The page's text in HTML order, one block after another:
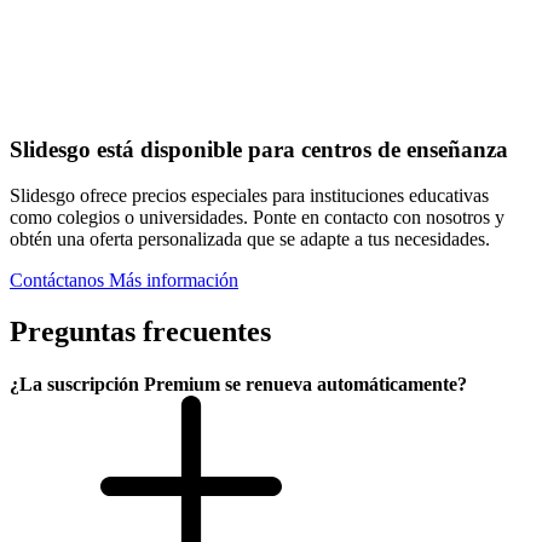
Slidesgo está disponible para centros de enseñanza
Slidesgo ofrece precios especiales para instituciones educativas
como colegios o universidades. Ponte en contacto con nosotros y
obtén una oferta personalizada que se adapte a tus necesidades.
Contáctanos Más información
Preguntas frecuentes
¿La suscripción Premium se renueva automáticamente?